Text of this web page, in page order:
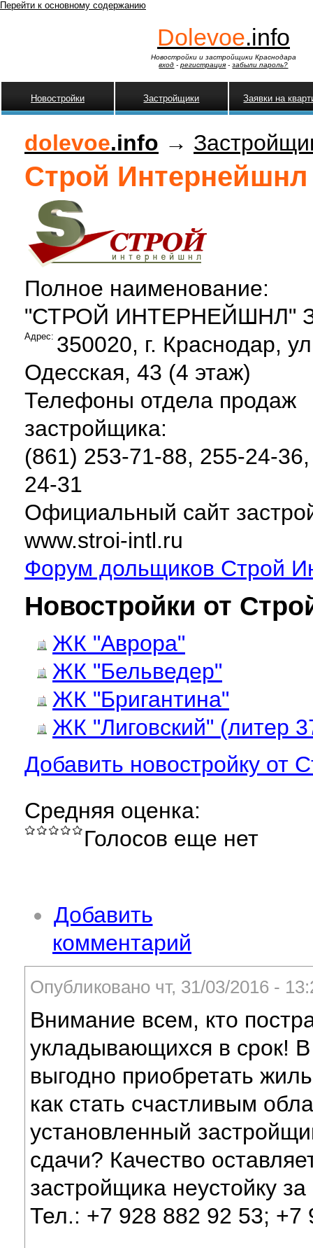
Перейти к основному содержанию
Dolevoe.info
Новостройки и застройщики Краснодара
вход -регистрация - забыли пароль?
Новостройки Застройщики Заявки на
dolevoe.info →
Строй Интернейшнл
Полное наименование:
"СТРОЙ ИНТЕРНЕЙШНЛ"
Адрес: 350020, г. Краснодар,
Одесская, 43 (4 этаж)
Телефоны отдела продаж
застройщика:
(861) 253-71-88, 255-24-
24-31
Официальный сайт
www.stroi-intl.ru
Форум дольщиков Строй
Новостройки от
ЖК "Аврора"
ЖК "Бельведер"
ЖК "Бригантина"
ЖК "Лиговский" (литер
Добавить новостройку от
Средняя оценка:
Голосов еще нет
Добавить
комментарий
Опубликовано чт, 31/03/2016 -
Внимание всем, кто
укладывающихся в срок!
выгодно приобретать
как стать счастливым
установленный
сдачи? Качество
застройщика неустойку
Тел.: +7 928 882 92 53; +7